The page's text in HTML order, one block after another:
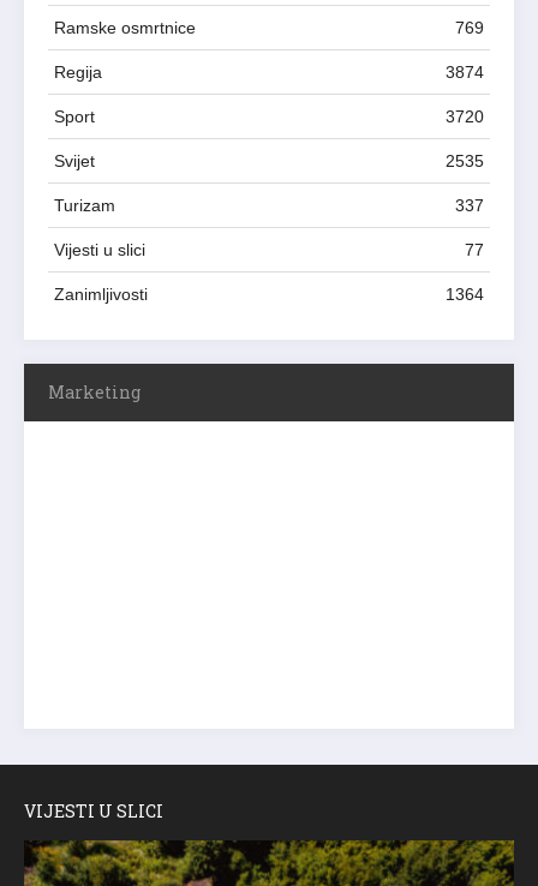
Ramske osmrtnice 769
Regija 3874
Sport 3720
Svijet 2535
Turizam 337
Vijesti u slici 77
Zanimljivosti 1364
Marketing
VIJESTI U SLICI